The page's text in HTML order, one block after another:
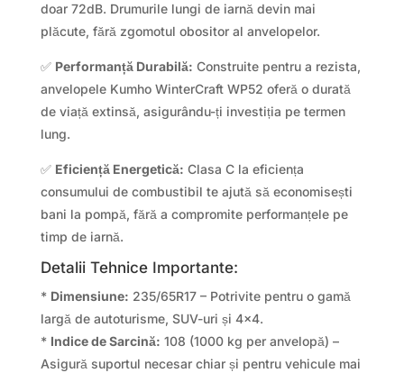
doar 72dB. Drumurile lungi de iarnă devin mai
plăcute, fără zgomotul obositor al anvelopelor.
✅ Performanță Durabilă: Construite pentru a rezista,
anvelopele Kumho WinterCraft WP52 oferă o durată
de viață extinsă, asigurându-ți investiția pe termen
lung.
✅ Eficiență Energetică: Clasa C la eficiența
consumului de combustibil te ajută să economisești
bani la pompă, fără a compromite performanțele pe
timp de iarnă.
Detalii Tehnice Importante:
* Dimensiune: 235/65R17 – Potrivite pentru o gamă
largă de autoturisme, SUV-uri și 4×4.
* Indice de Sarcină: 108 (1000 kg per anvelopă) –
Asigură suportul necesar chiar și pentru vehicule mai